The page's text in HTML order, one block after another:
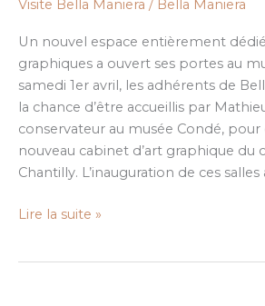
Visite Bella Maniera / Bella Maniera
Un nouvel espace entièrement
graphiques a ouvert ses portes au
samedi 1er avril, les adhérents de
la chance d’être accueillis par
conservateur au musée Condé, pour
nouveau cabinet d’art graphique du
Chantilly. L’inauguration de ces
d’art
Chantilly
Lire la suite »